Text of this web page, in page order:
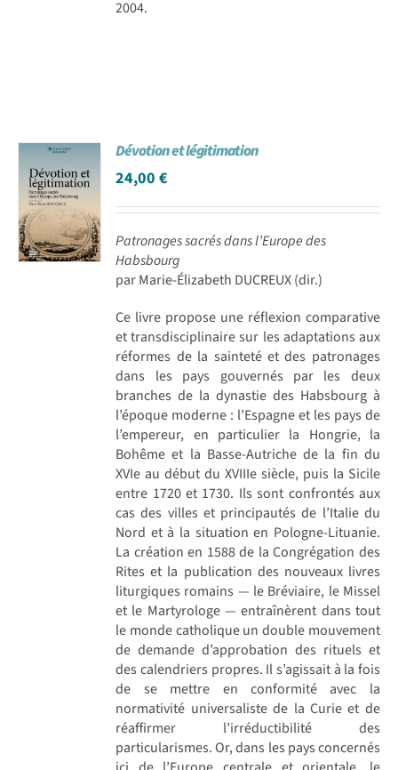
2004.
Dévotion et légitimation
24,00€
Patronages sacrés dans l’Europe des
Habsbourg
par Marie-Élizabeth DUCREUX (dir.)
Ce livre propose une réflexion comparative
et transdisciplinaire sur les adaptations aux
réformes de la sainteté et des patronages
dans les pays gouvernés par les deux
branches de la dynastie des Habsbourg à
l’époque moderne : l’Espagne et les pays de
l’empereur, en particulier la Hongrie, la
Bohême et la Basse-Autriche de la fin du
XVIe au début du XVIIIe siècle, puis la Sicile
entre 1720 et 1730. Ils sont confrontés aux
cas des villes et principautés de l’Italie du
Nord et à la situation en Pologne-Lituanie.
La création en 1588 de la Congrégation des
Rites et la publication des nouveaux livres
liturgiques romains — le Bréviaire, le Missel
et le Martyrologe — entraînèrent dans tout
le monde catholique un double mouvement
de demande d’approbation des rituels et
des calendriers propres. Il s’agissait à la fois
de se mettre en conformité avec la
normativité universaliste de la Curie et de
réaffirmer l’irréductibilité des
particularismes. Or, dans les pays concernés